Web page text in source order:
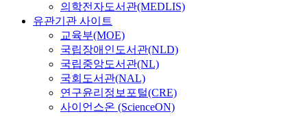
의학전자도서관(MEDLIS)
유관기관 사이트
교육부(MOE)
국립장애인도서관(NLD)
국립중앙도서관(NL)
국회도서관(NAL)
연구윤리정보포털(CRE)
사이언스온 (ScienceON)